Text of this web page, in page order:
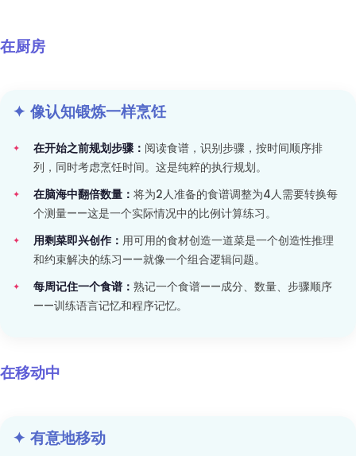
在厨房
✦ 像认知锻炼一样烹饪
在开始之前规划步骤： 阅读食谱，识别步骤，按时间顺序排
列，同时考虑烹饪时间。这是纯粹的执行规划。
在脑海中翻倍数量： 将为2人准备的食谱调整为4人需要转换每
个测量——这是一个实际情况中的比例计算练习。
用剩菜即兴创作： 用可用的食材创造一道菜是一个创造性推理
和约束解决的练习——就像一个组合逻辑问题。
每周记住一个食谱： 熟记一个食谱——成分、数量、步骤顺序
——训练语言记忆和程序记忆。
在移动中
✦ 有意地移动